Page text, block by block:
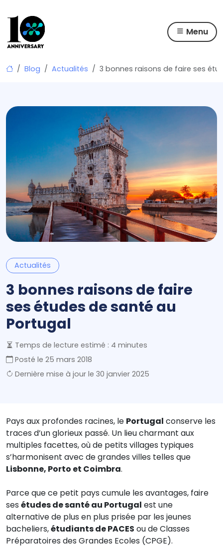
Skip
Menu
Blog Actualités 3 bonnes raisons de faire ses
Actualités
3 bonnes raisons de faire
ses études de santé au
Portugal
Temps de lecture estimé : 4 minutes
Posté le 25 mars 2018
Dernière mise à jour le 30 janvier 2025
Pays aux profondes racines, le Portugal conserve les
traces d’un glorieux passé. Un lieu charmant aux
multiples facettes, où de petits villages typiques
s’harmonisent avec de grandes villes telles que
Lisbonne, Porto et Coimbra.
Parce que ce petit pays cumule les avantages, faire
ses études de santé au Portugal est une
alternative de plus en plus prisée par les jeunes
bacheliers,étudiants de PACES ou de Classes
Préparatoires des Grandes Ecoles (CPGE).